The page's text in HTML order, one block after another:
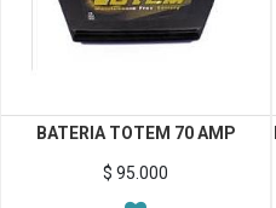
BATERIA TOTEM 70 AMP
$ 95.000